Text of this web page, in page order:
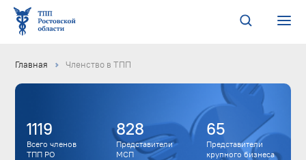
Главная Членство в ТПП
1119
Всего членов
ТПП РО
828
Представители
МСП
65
Представители
крупного бизнеса